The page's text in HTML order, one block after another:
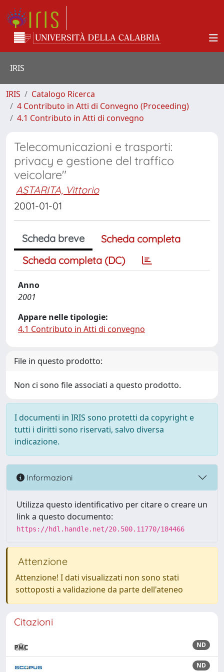
IRIS
IRIS
Catalogo Ricerca
4 Contributo in Atti di Convegno (Proceeding)
4.1 Contributo in Atti di convegno
Telecomunicazioni e trasporti:
privacy e gestione del traffico
veicolare"
ASTARITA, Vittorio
2001-01-01
Scheda breve
Scheda completa
Scheda completa (DC)
Anno
2001
Appare nelle tipologie:
4.1 Contributo in Atti di convegno
File in questo prodotto:
Non ci sono file associati a questo prodotto.
I documenti in IRIS sono protetti da copyright e
tutti i diritti sono riservati, salvo diversa
indicazione.
Informazioni
Utilizza questo identificativo per citare o creare un
link a questo documento:
https://hdl.handle.net/20.500.11770/184466
Attenzione
Attenzione! I dati visualizzati non sono stati
sottoposti a validazione da parte dell'ateneo
Citazioni
ND
ND